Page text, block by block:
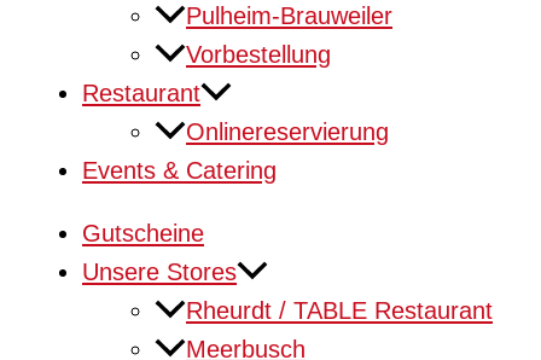
Pulheim-Brauweiler
Vorbestellung
Restaurant
Onlinereservierung
Events & Catering
Gutscheine
Unsere Stores
Rheurdt / TABLE Restaurant
Meerbusch